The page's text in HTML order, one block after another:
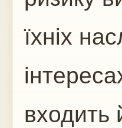
їхніх
входить